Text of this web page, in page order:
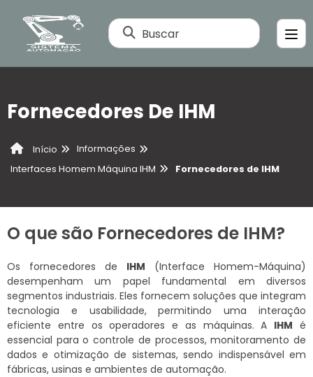
Buscar
Fornecedores De IHM
Início
Informações
Interfaces Homem Máquina IHM
Fornecedores de IHM
O que são Fornecedores de IHM?
Os fornecedores de IHM (Interface Homem-Máquina)
desempenham um papel fundamental em diversos
segmentos industriais. Eles fornecem soluções que integram
tecnologia e usabilidade, permitindo uma interação
eficiente entre os operadores e as máquinas. A IHM é
essencial para o controle de processos, monitoramento de
dados e otimização de sistemas, sendo indispensável em
fábricas, usinas e ambientes de automação.